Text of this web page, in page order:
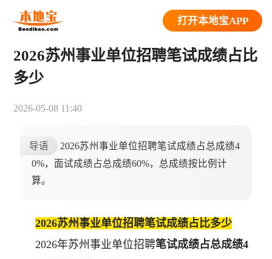
打开本地宝APP
2026苏州事业单位招聘笔试成绩占比
多少
2026-05-08 11:40
导语
2026苏州事业单位招聘笔试成绩占总成绩4
0%，面试成绩占总成绩60%，总成绩按比例计
算。
2026苏州事业单位招聘笔试成绩占比多少
2026年苏州事业单位招聘笔试成绩占总成绩4